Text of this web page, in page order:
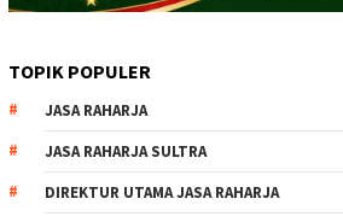
TOPIK POPULER
JASA RAHARJA
JASA RAHARJA SULTRA
DIREKTUR UTAMA JASA RAHARJA